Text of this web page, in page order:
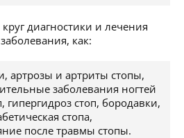
круг диагностики и лечения
как:
артрозы и артриты стопы,
заболевания ногтей
гипергидроз стоп, бородавки,
стопа,
после травмы стопы.